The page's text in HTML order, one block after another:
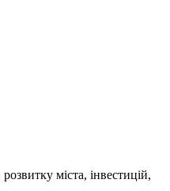
міста, інвестицій,